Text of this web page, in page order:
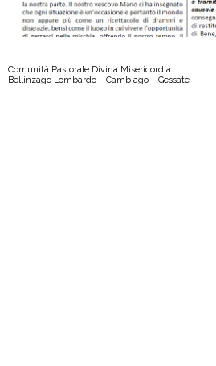
Comunità Pastorale Divina Misericordia
Bellinzago Lombardo – Cambiago – Gessate